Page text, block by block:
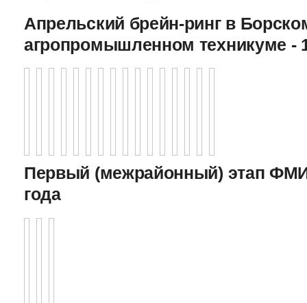
Апрельский брейн-ринг в
агропромышленном техникуме -
Первый (межрайонный) этап
года